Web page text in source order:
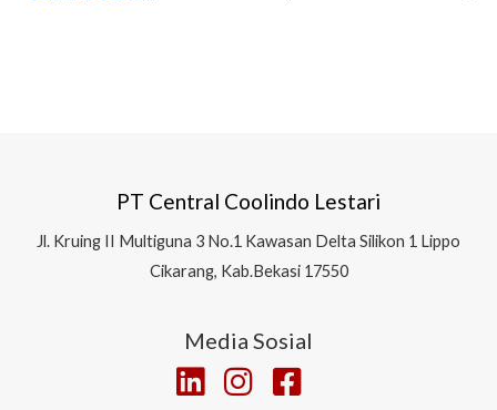
PT Central Coolindo Lestari
Jl. Kruing II Multiguna 3 No.1 Kawasan Delta Silikon 1 Lippo
Cikarang, Kab.Bekasi 17550
Media Sosial